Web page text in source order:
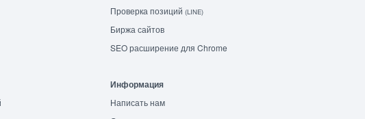
Проверка позиций (LINE)
Биржа сайтов
SEO расширение для Chrome
Информация
Написать нам